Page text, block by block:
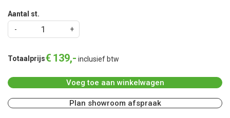
Aantal st.
Totaalprijs€ 139,- inclusief btw
Voeg toe aan winkelwagen
Plan showroom afspraak